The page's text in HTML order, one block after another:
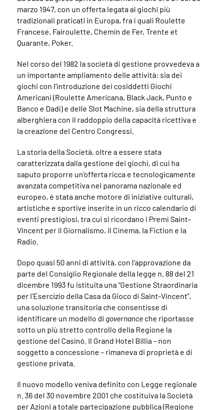
marzo 1947, con un offerta legata ai giochi più
tradizionali praticati in Europa, fra i quali Roulette
Francese, Fairoulette, Chemin de Fer, Trente et
Quarante, Poker.
Nel corso del 1982 la società di gestione provvedeva a
un importante ampliamento delle attività: sia dei
giochi con l’introduzione dei cosiddetti Giochi
Americani (Roulette Americana, Black Jack, Punto e
Banco e Dadi) e delle Slot Machine, sia della struttura
alberghiera con il raddoppio della capacità ricettiva e
la creazione del Centro Congressi.
La storia della Società, oltre a essere stata
caratterizzata dalla gestione dei giochi, di cui ha
saputo proporre un’offerta ricca e tecnologicamente
avanzata competitiva nel panorama nazionale ed
europeo, è stata anche motore di iniziative culturali,
artistiche e sportive inserite in un ricco calendario di
eventi prestigiosi, tra cui si ricordano i Premi Saint-
Vincent per il Giornalismo, il Cinema, la Fiction e la
Radio.
Dopo quasi 50 anni di attività, con l’approvazione da
parte del Consiglio Regionale della legge n. 88 del 21
dicembre 1993 fu istituita una “Gestione Straordinaria
per l’Esercizio della Casa da Gioco di Saint-Vincent”,
una soluzione transitoria che consentisse di
identificare un modello di governance che riportasse
sotto un più stretto controllo della Regione la
gestione del Casinò. Il Grand Hotel Billia – non
soggetto a concessione – rimaneva di proprietà e di
gestione privata.
Il nuovo modello veniva definito con Legge regionale
n. 36 del 30 novembre 2001 che costituiva la Società
per Azioni a totale partecipazione pubblica (Regione